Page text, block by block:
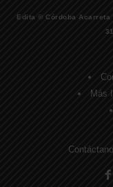
Edita © Córdoba Acarreta
Más